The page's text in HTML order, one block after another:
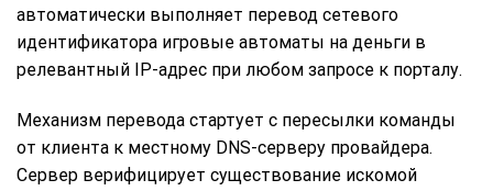
автоматически выполняет перевод сетевого
идентификатора игровые автоматы на деньги в
релевантный IP-адрес при любом запросе к порталу.
Механизм перевода стартует с пересылки команды
от клиента к местному DNS-серверу провайдера.
Сервер верифицирует существование искомой